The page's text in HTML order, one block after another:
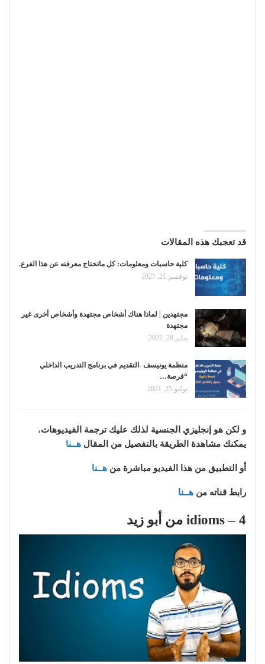
قد تعجبك هذه المقالات
كلية حاسبات ومعلومات: كل ماتحتاج معرفته عن هذا الفرع.
نوفمبر 21, 2021
مجتهدين | لماذا هناك أشخاص مجتهدة وأشخاص أخرى غير
مجتهدة
يناير 28, 2022
منظمة يونيسف -التقديم في برنامج التدريب الداخلي
“فرصة…
يوليو 25, 2021
و لكن هو إنجليزي الجنسية لذلك عليك ترجمة الفيديوهات،
يمكنك مشاهدة الطريقة بالتفصيل من المقال هــنا
أو التطبيق من هذا الفيديو مباشرة من هــنا
رابط قناته من هــنا
4 – idioms من أبو زيد